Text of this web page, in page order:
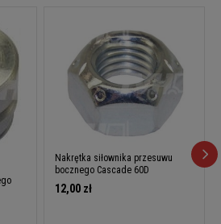
Nakrętka siłownika przesuwu
bocznego Cascade 60D
12,00 zł